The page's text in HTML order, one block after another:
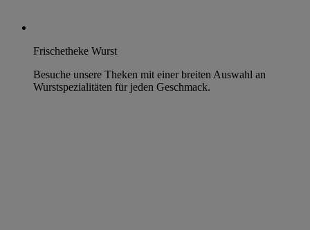
Frischetheke Wurst
Besuche unsere Theken mit einer breiten Auswahl an
Wurstspezialitäten für jeden Geschmack.